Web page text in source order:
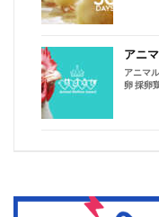
アニ
アニマ
卵 採卵